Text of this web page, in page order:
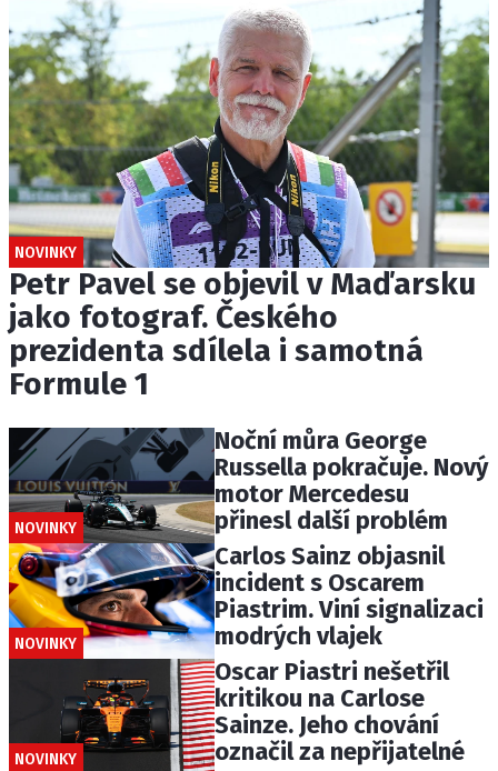
NOVINKY
Petr Pavel se objevil v Maďarsku
jako fotograf. Českého
prezidenta sdílela i samotná
Formule 1
NOVINKY
Noční můra George
Russella pokračuje. Nový
motor Mercedesu
přinesl další problém
NOVINKY
Carlos Sainz objasnil
incident s Oscarem
Piastrim. Viní signalizaci
modrých vlajek
NOVINKY
Oscar Piastri nešetřil
kritikou na Carlose
Sainze. Jeho chování
označil za nepřijatelné